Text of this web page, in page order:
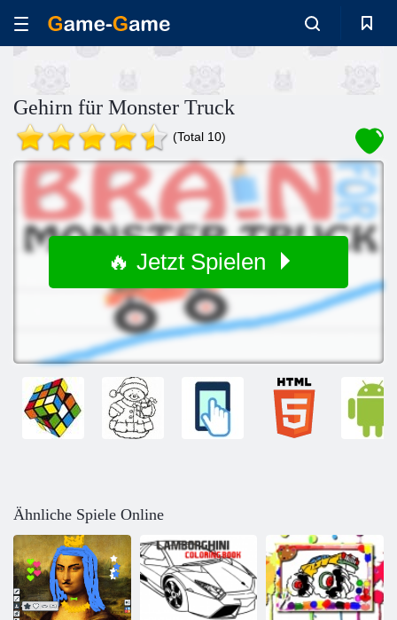
Gehirn für Monster Truck
(Total 10)
🔥 Jetzt Spielen
Ähnliche Spiele Online